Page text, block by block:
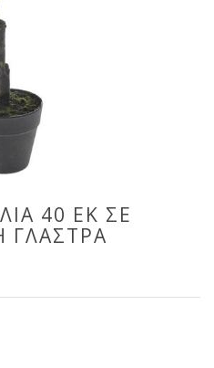
40 ΕΚ ΣΕ
ΓΛΑΣΤΡΑ